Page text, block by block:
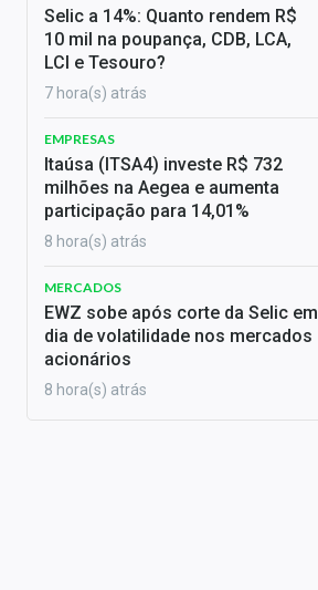
Selic a 14%: Quanto rendem R$
10 mil na poupança, CDB, LCA,
LCI e Tesouro?
7 hora(s) atrás
EMPRESAS
Itaúsa (ITSA4) investe R$ 732
milhões na Aegea e aumenta
participação para 14,01%
8 hora(s) atrás
MERCADOS
EWZ sobe após corte da Selic em
dia de volatilidade nos mercados
acionários
8 hora(s) atrás